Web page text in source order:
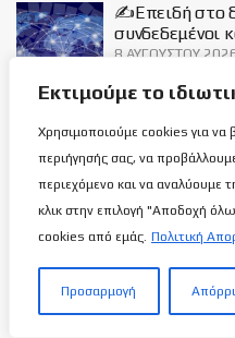
Εκτιμούμε το
Χρησιμοποιούμε cookies για να
περιήγησής σας, να
περιεχόμενο και να αναλύουμε
κλικ στην επιλογή "Αποδοχή
cookies από εμάς. Πολιτική
Προσαρμογή
✍️Επειδή στο
συνδεδεμένοι
8 ΑΥΓΟΎΣΤΟΥ
διεκδικητές
μετάδοσης)!
8 ΑΥΓΟΎΣΤΟΥ